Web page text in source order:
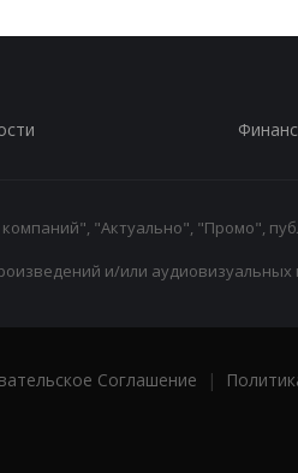
"Актуально", "Промо",
и/или аудиовизуальных
Соглашение |